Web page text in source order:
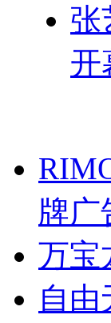
张
开
牌广
万宝
自由